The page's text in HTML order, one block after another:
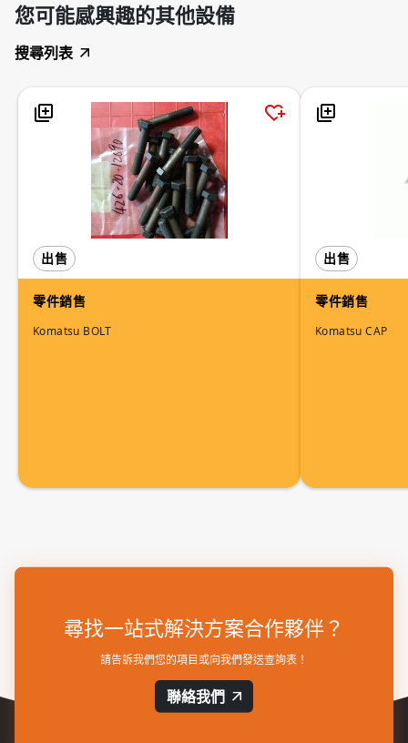
您可能感興趣的其他設備
搜尋列表
出售
零件銷售
Komatsu BOLT
出售
零件銷售
Komatsu CAP
尋找一站式解決方案合作夥伴？
請告訴我們您的項目或向我們發送查詢表！
聯絡我們